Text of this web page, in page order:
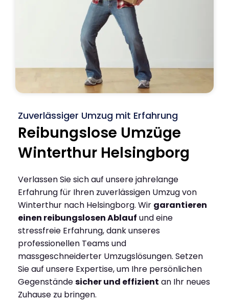
Zuverlässiger Umzug mit Erfahrung
Reibungslose Umzüge
Winterthur Helsingborg
Verlassen Sie sich auf unsere jahrelange
Erfahrung für Ihren zuverlässigen Umzug von
Winterthur nach Helsingborg. Wir garantieren
einen reibungslosen Ablauf und eine
stressfreie Erfahrung, dank unseres
professionellen Teams und
massgeschneiderter Umzugslösungen. Setzen
Sie auf unsere Expertise, um Ihre persönlichen
Gegenständesicher und effizient an Ihr neues
Zuhause zu bringen.